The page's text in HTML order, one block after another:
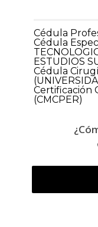
Cédula
Cédula
ESTUDIOS
Cédula
Certificación
(CMCPER)